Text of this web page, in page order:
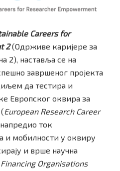
Careers for
2 (Одрживе каријере за
2), наставља се на
завршеног пројекта
да тестира и
Европског оквира за
European Research Career
ток
и мобилности у оквиру
и врше научна
Organisations